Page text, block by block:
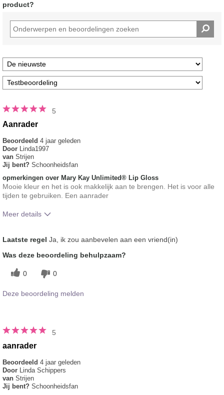
product?
5
Aanrader
Beoordeeld 4 jaar geleden
Door Linda1997
van Strijen
Jij bent? Schoonheidsfan
opmerkingen over Mary Kay Unlimited® Lip Gloss
Mooie kleur en het is ook makkelijk aan te brengen. Het is voor alle
tijden te gebruiken. Een aanrader
Meer details
met andere door je gebruikte merken
decoratieve make-up?
Laatste regel Ja, ik zou aanbevelen aan een vriend(in)
Was deze beoordeling behulpzaam?
0 0
Deze beoordeling melden
5
aanrader
Beoordeeld 4 jaar geleden
Door Linda Schippers
van Strijen
Jij bent? Schoonheidsfan